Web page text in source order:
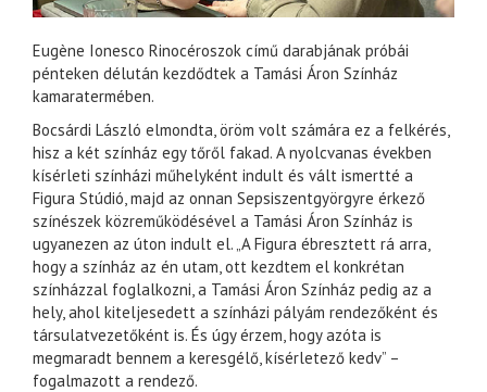
Eugène Ionesco Rinocéroszok című darabjának próbái
pénteken délután kezdődtek a Tamási Áron Színház
kamaratermében.
Bocsárdi László elmondta, öröm volt számára ez a felkérés,
hisz a két színház egy tőről fakad. A nyolcvanas években
kísérleti színházi műhelyként indult és vált ismertté a
Figura Stúdió, majd az onnan Sepsiszentgyörgyre érkező
színészek közreműködésével a Tamási Áron Színház is
ugyanezen az úton indult el. „A Figura ébresztett rá arra,
hogy a színház az én utam, ott kezdtem el konkrétan
színházzal foglalkozni, a Tamási Áron Színház pedig az a
hely, ahol kiteljesedett a színházi pályám rendezőként és
társulatvezetőként is. És úgy érzem, hogy azóta is
megmaradt bennem a keresgélő, kísérletező kedv” –
fogalmazott a rendező.